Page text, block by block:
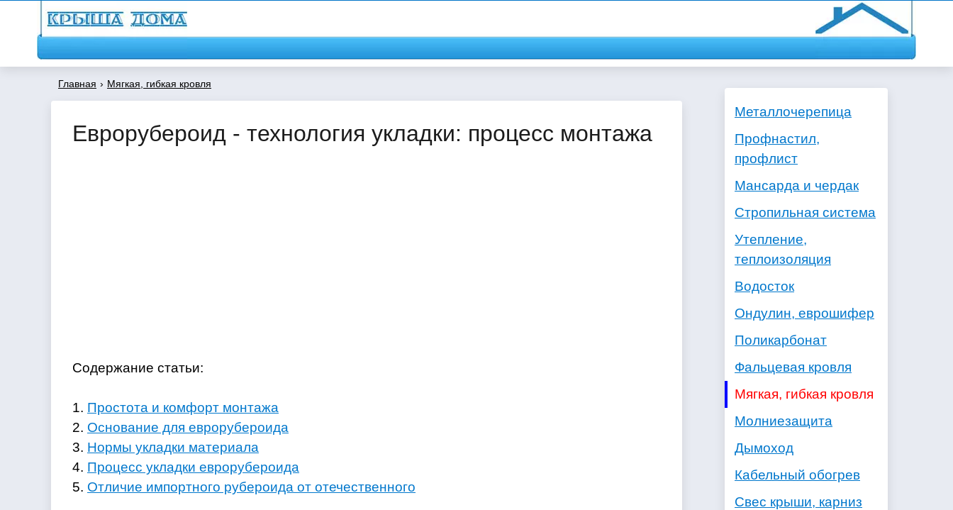
Главная › Мягкая, гибкая кровля
Еврорубероид - технология укладки: процесс монтажа
Содержание статьи:
1. Простота и комфорт монтажа
2. Основание для еврорубероида
3. Нормы укладки материала
4. Процесс укладки еврорубероида
5. Отличие импортного рубероида от отечественного
Металлочерепица
Профнастил,
профлист
Мансарда и чердак
Стропильная система
Утепление,
теплоизоляция
Водосток
Ондулин, еврошифер
Поликарбонат
Фальцевая кровля
Мягкая, гибкая кровля
Молниезащита
Дымоход
Кабельный обогрев
Свес крыши, карниз